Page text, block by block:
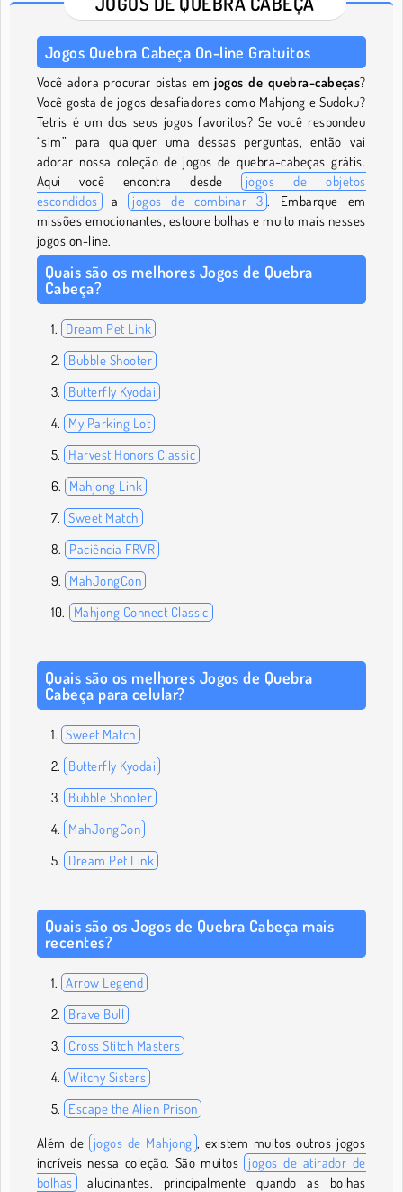
Jogos Quebra Cabeça On-line Gratuitos
Você adora procurar pistas emjogos de quebra-cabeças?
Você gosta de jogos desafiadores como Mahjong e Sudoku?
Tetris é um dos seus jogos favoritos? Se você respondeu
“sim” para qualquer uma dessas perguntas, então vai
adorar nossa coleção de jogos de quebra-cabeças grátis.
Aqui você encontra desde
jogos de objetos
escondidos a jogos de combinar 3 . Embarque em
missões emocionantes, estoure bolhas e muito mais nesses
jogos on-line.
Quais são os melhores Jogos de Quebra
Cabeça?
Dream Pet Link
Bubble Shooter
Butterfly Kyodai
My Parking Lot
Harvest Honors Classic
Mahjong Link
Sweet Match
Paciência FRVR
MahJongCon
Mahjong Connect Classic
Quais são os melhores Jogos de Quebra
Cabeça para celular?
Sweet Match
Butterfly Kyodai
Bubble Shooter
MahJongCon
Dream Pet Link
Quais são os Jogos de Quebra Cabeça mais
recentes?
Arrow Legend
Brave Bull
Cross Stitch Masters
Witchy Sisters
Escape the Alien Prison
Além de
jogos de Mahjong , existem muitos outros jogos
incríveis nessa coleção. São muitos jogos de atirador de
bolhas alucinantes, principalmente quando as bolhas